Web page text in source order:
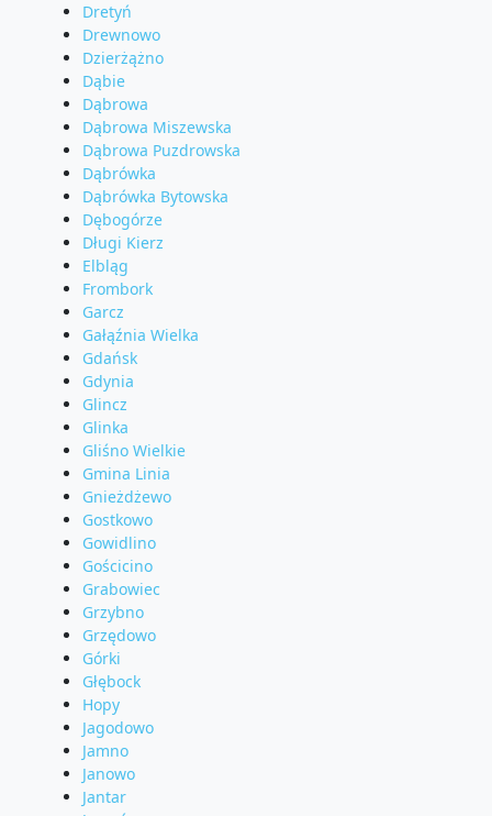
Dretyń
Drewnowo
Dzierżążno
Dąbie
Dąbrowa
Dąbrowa Miszewska
Dąbrowa Puzdrowska
Dąbrówka
Dąbrówka Bytowska
Dębogórze
Długi Kierz
Elbląg
Frombork
Garcz
Gałąźnia Wielka
Gdańsk
Gdynia
Glincz
Glinka
Gliśno Wielkie
Gmina Linia
Gnieżdżewo
Gostkowo
Gowidlino
Gościcino
Grabowiec
Grzybno
Grzędowo
Górki
Głębock
Hopy
Jagodowo
Jamno
Janowo
Jantar